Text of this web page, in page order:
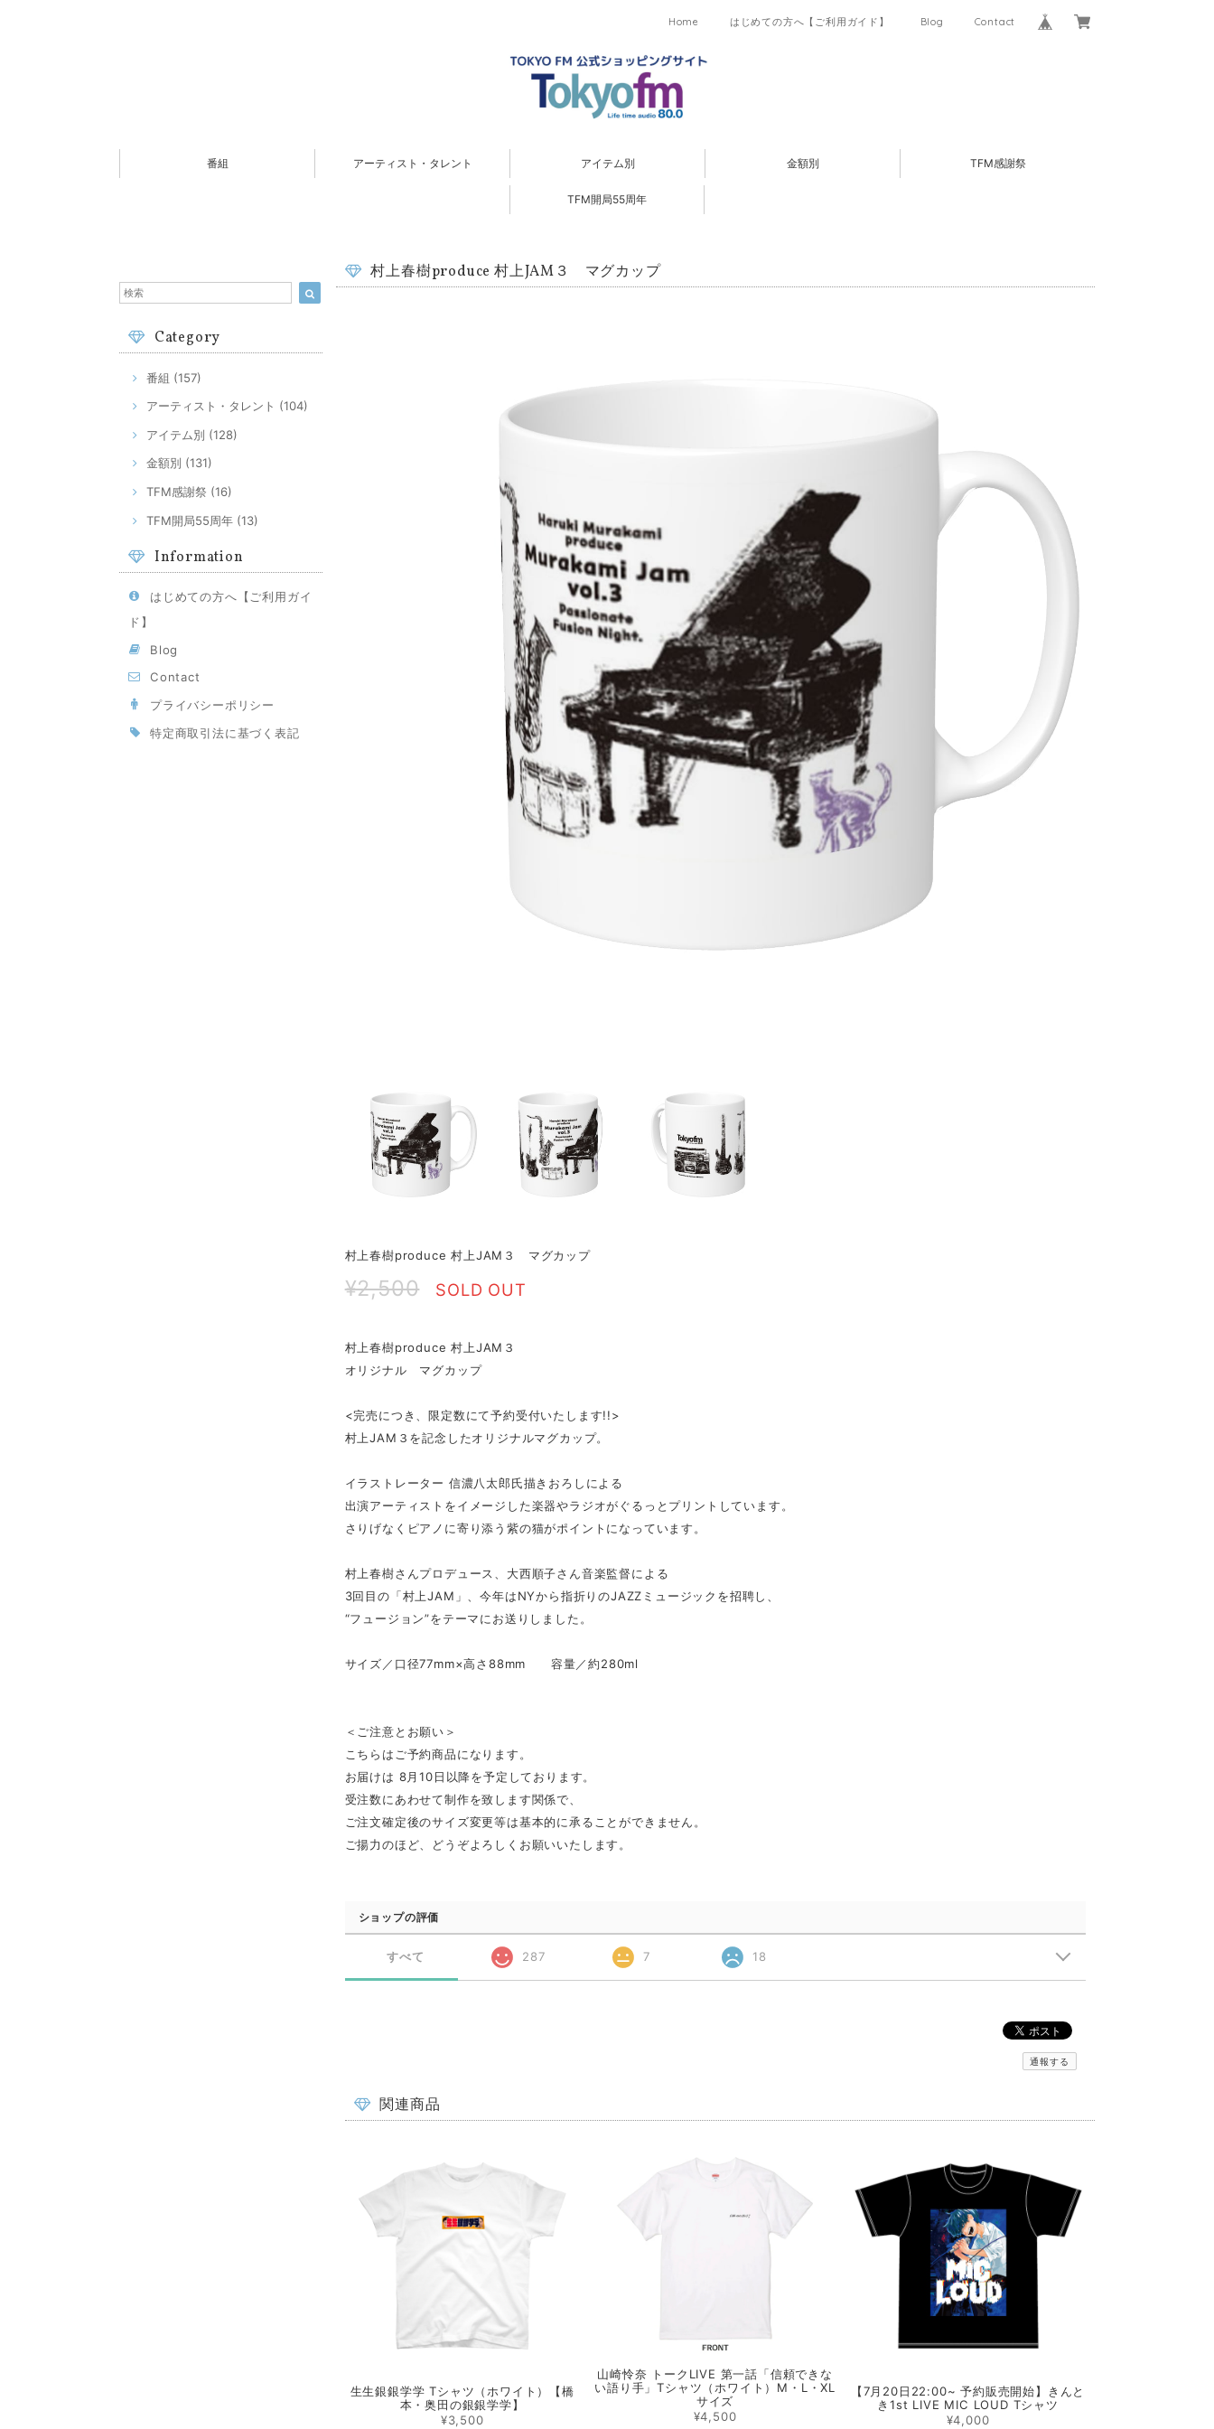
Home はじめての方へ【ご利用ガイド】 Blog Contact
番組 アーティスト・タレント アイテム別 金額別 TFM感謝祭
TFM開局55周年
Category
番組 (157)
アーティスト・タレント (104)
アイテム別 (128)
金額別 (131)
TFM感謝祭 (16)
TFM開局55周年 (13)
Information
はじめての方へ【ご利用ガイ
ド】
Blog
Contact
プライバシーポリシー
特定商取引法に基づく表記
村上春樹produce 村上JAM３ マグカップ
村上春樹produce 村上JAM３ マグカップ
¥2,500 SOLD OUT
村上春樹produce 村上JAM３
オリジナル マグカップ
<完売につき、限定数にて予約受付いたします!!>
村上JAM３を記念したオリジナルマグカップ。
イラストレーター 信濃八太郎氏描きおろしによる
出演アーティストをイメージした楽器やラジオがぐるっとプリントしています。
さりげなくピアノに寄り添う紫の猫がポイントになっています。
村上春樹さんプロデュース、大西順子さん音楽監督による
3回目の「村上JAM」、今年はNYから指折りのJAZZミュージックを招聘し、
“フュージョン”をテーマにお送りしました。
サイズ／口径77mm×高さ88mm 容量／約280ml
＜ご注意とお願い＞
こちらはご予約商品になります。
お届けは 8月10日以降を予定しております。
受注数にあわせて制作を致します関係で、
ご注文確定後のサイズ変更等は基本的に承ることができません。
ご揚力のほど、どうぞよろしくお願いいたします。
ショップの評価
すべて 287 7 18
通報する
関連商品
生生銀銀学学 Tシャツ（ホワイト）【橋
本・奥田の銀銀学学】
¥3,500
山崎怜奈 トークLIVE 第一話「信頼できな
い語り手」Tシャツ（ホワイト）M・L・XL
サイズ
¥4,500
【7月20日22:00~ 予約販売開始】きんと
き1st LIVE MIC LOUD Tシャツ
¥4,000